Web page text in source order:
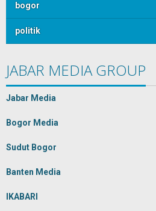
bogor
politik
JABAR MEDIA GROUP
Jabar Media
Bogor Media
Sudut Bogor
Banten Media
IKABARI